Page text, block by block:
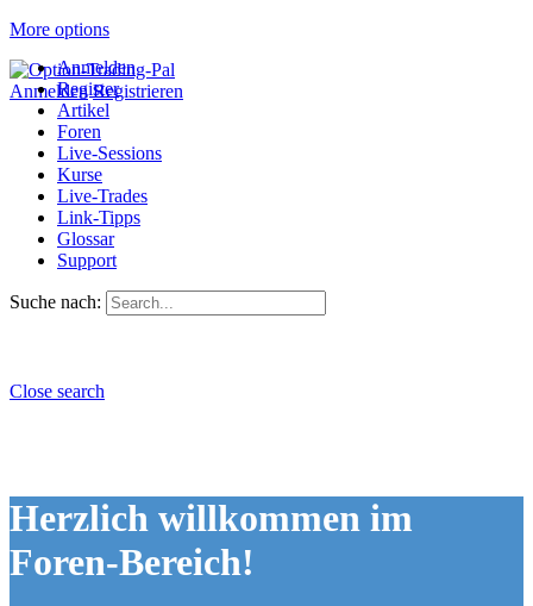
More options
Anmelden Registrieren
Anmelden
Register
Artikel
Foren
Live-Sessions
Kurse
Live-Trades
Link-Tipps
Glossar
Support
Suche nach:
Close search
Herzlich willkommen im
Foren-Bereich!